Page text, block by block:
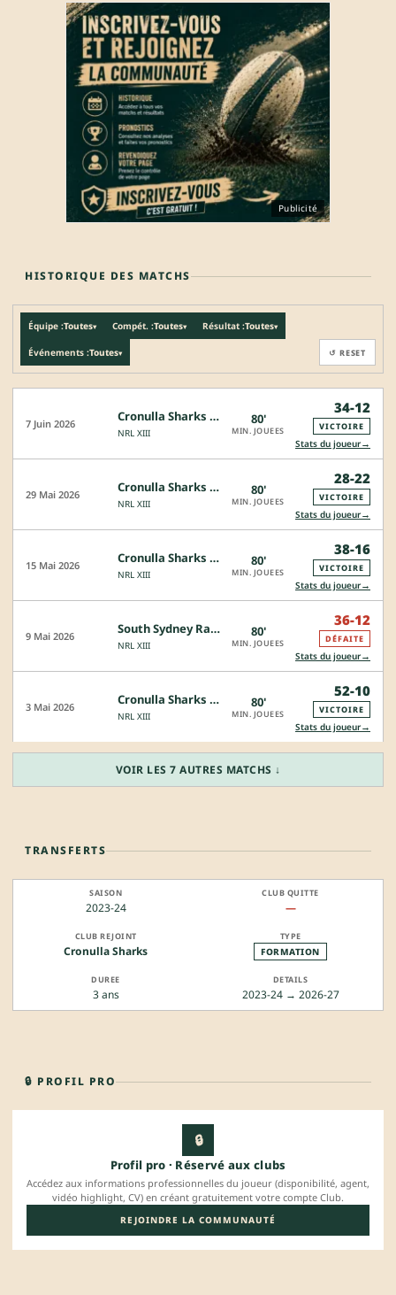
Publicité
HISTORIQUE DES MATCHS
Équipe :Toutes▾ Compét. :Toutes▾ Résultat :Toutes▾
Événements :Toutes▾ ↺ RESET
7 Juin 2026 Cronulla Sharks - Saint George Dragons
NRL XIII
80'
MIN. JOUEES
34-12
VICTOIRE
Stats du joueur→
29 Mai 2026 Cronulla Sharks - Manly Sea Eagles
NRL XIII
80'
MIN. JOUEES
28-22
VICTOIRE
Stats du joueur→
15 Mai 2026 Cronulla Sharks - Canterbury Bulldogs
NRL XIII
80'
MIN. JOUEES
38-16
VICTOIRE
Stats du joueur→
9 Mai 2026 South Sydney Rabbitohs - Cronulla Sharks
NRL XIII
80'
MIN. JOUEES
36-12
DÉFAITE
Stats du joueur→
3 Mai 2026 Cronulla Sharks - Wests Tigers
NRL XIII
80'
MIN. JOUEES
52-10
VICTOIRE
Stats du joueur→
VOIR LES 7 AUTRES MATCHS ↓
TRANSFERTS
2023-24 —
Cronulla Sharks FORMATION
3 ans 2023-24 → 2026-27
🔒 PROFIL PRO
🔒
Profil pro · Réservé aux clubs
Accédez aux informations professionnelles du joueur (disponibilité, agent,
vidéo highlight, CV) en créant gratuitement votre compte Club.
REJOINDRE LA COMMUNAUTÉ